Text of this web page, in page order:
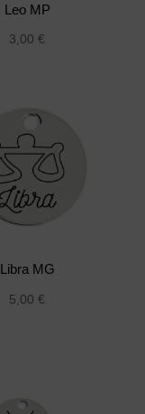
Leo MP
3,00€
Libra MG
5,00€